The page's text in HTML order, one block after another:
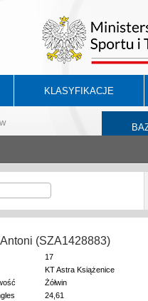
KLASYFIKACJE
(SZA1428883)
17
KT Astra Książenice
Żółwin
24,61